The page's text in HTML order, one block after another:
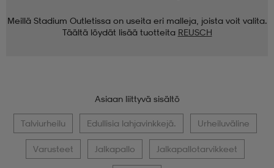
Meillä Stadium Outletissa on useita eri malleja, joista voit valita.
Täältä löydät lisää tuotteita REUSCH
Asiaan liittyvä sisältö
Talviurheilu Edullisia lahjavinkkejä. Urheiluväline
Varusteet Jalkapallo Jalkapallotarvikkeet